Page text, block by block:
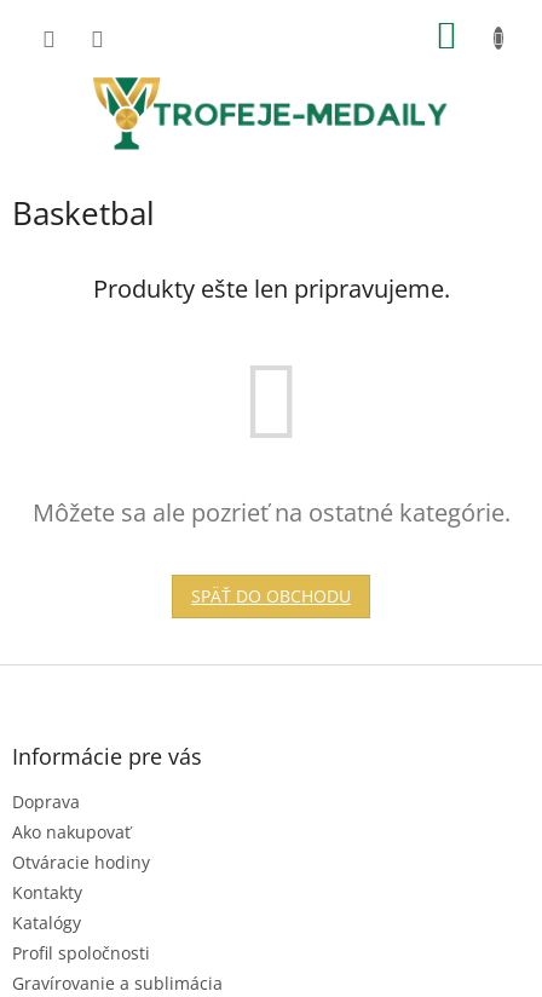
Basketbal
Produkty ešte len pripravujeme.
Môžete sa ale pozrieť na ostatné kategórie.
SPÄŤ DO OBCHODU
Z
Informácie pre vás
Doprava
Ako nakupovať
Otváracie hodiny
Kontakty
Katalógy
Profil spoločnosti
Gravírovanie a sublimácia